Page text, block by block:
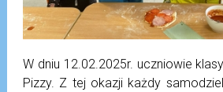
W dniu 12.02.2025r. uczniowie
Pizzy. Z tej okazji każdy